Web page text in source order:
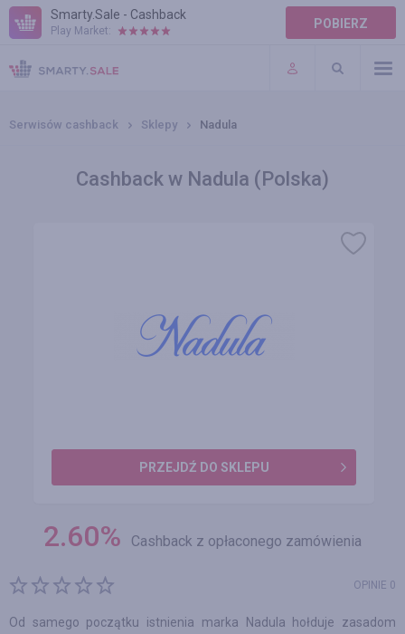
Smarty.Sale - Cashback
Play Market: POBIERZ
POMOC
WARUNKI
Serwisów cashback Sklepy Nadula
Cashback w Nadula (Polska)
PRZEJDŹ DO SKLEPU
2.60% Cashback z opłaconego zamówienia
OPINIE 0
Od samego początku istnienia marka Nadula hołduje zasadom